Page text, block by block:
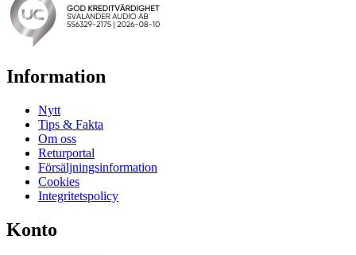
Information
Nytt
Tips & Fakta
Om oss
Returportal
Försäljningsinformation
Cookies
Integritetspolicy
Konto